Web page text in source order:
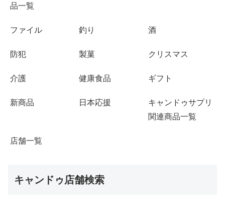
品一覧
ファイル 釣り 酒
防犯 製菓 クリスマス
介護 健康食品 ギフト
新商品 日本応援
キャンドゥサプリ
関連商品一覧
店舗一覧
キャンドゥ店舗検索